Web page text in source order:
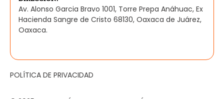
Av. Alonso Garcia Bravo 1001, Torre Prepa Anáhuac, Ex
Hacienda Sangre de Cristo 68130, Oaxaca de Juárez,
Oaxaca.
POLÍTICA DE PRIVACIDAD